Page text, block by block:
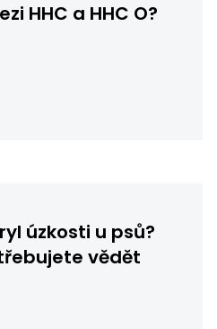
HHC a HHC O?
úzkosti u psů?
vědět